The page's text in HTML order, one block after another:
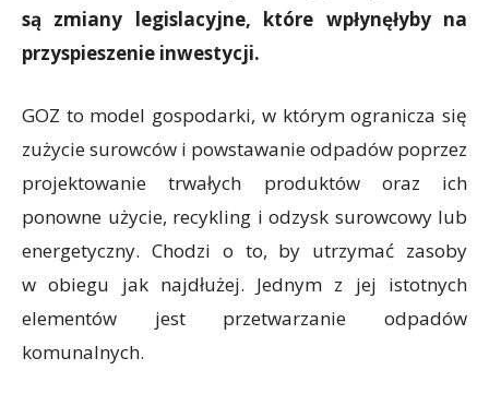
są zmiany legislacyjne, które wpłynęłyby na
przyspieszenie inwestycji.
GOZ to model gospodarki, w którym ogranicza się
zużycie surowców i powstawanie odpadów poprzez
projektowanie trwałych produktów oraz ich
ponowne użycie, recykling i odzysk surowcowy lub
energetyczny. Chodzi o to, by utrzymać zasoby
w obiegu jak najdłużej. Jednym z jej istotnych
elementów jest przetwarzanie odpadów
komunalnych.